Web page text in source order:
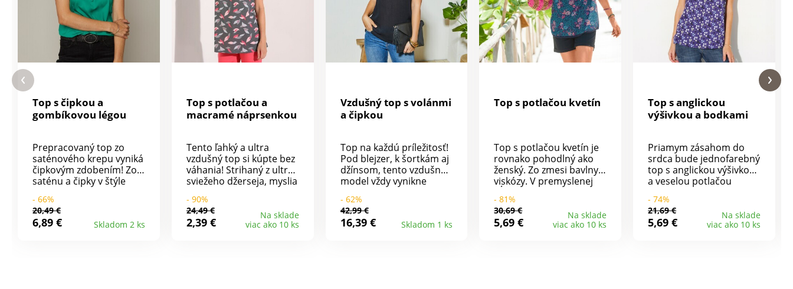
Top s čipkou a
gombíkovou légou
Prepracovaný top zo
saténového krepu vyniká
čipkovým zdobením! Zo
saténu a čipky v štýle
do V s potiahnutými
guľatými gombíkmi.
Čipka vo výstrihu a v
- 66%
20,49 €
6,89 € Skladom 2 ks
Top s potlačou a
macramé náprsenkou
Tento ľahký a ultra
vzdušný top si kúpte bez
váhania! Strihaný z ultra
sviežeho džerseja, myslia
moderná potlač a
delikátne prepracované
macramé. Zo vzdušného
- 90%
24,49 €
2,39 €
Na sklade
viac ako 10 ks
Vzdušný top s volánmi
a čipkou
Top na každú príležitosť!
Pod blejzer, k šortkám aj
džínsom, tento vzdušný
model vždy vynikne
ženskými detailmi.
Ženský výstrih do V.
Čipkové sedlo a
- 62%
42,99 €
16,39 € Skladom 1 ks
Top s potlačou kvetín
Top s potlačou kvetín je
rovnako pohodlný ako
ženský. Zo zmesi bavlny-
viskózy. V premyslenej
komplexami. Srdcový
výstrih so vsadeným
kontrastným pruhom.
- 81%
30,69 €
5,69 €
Na sklade
viac ako 10 ks
Top s anglickou
výšivkou a bodkami
Priamym zásahom do
srdca bude jednofarebný
top s anglickou výšivkou
a veselou potlačou
výstrih. Na ramenách
anglická výšivka s
vlnkovaným zakončením.
- 74%
21,69 €
5,69 €
Na sklade
viac ako 10 ks